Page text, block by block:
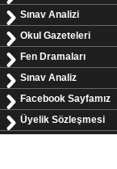
Sınav Analizi
Okul Gazeteleri
Fen Dramaları
Sınav Analiz
Facebook Sayfamız
Üyelik Sözleşmesi